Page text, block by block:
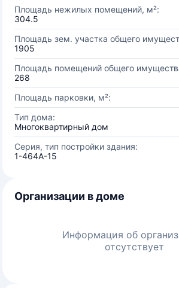
Площадь нежилых помещений, м²:
304.5
Площадь зем. участка общего
1905
Площадь помещений общего
268
Площадь парковки, м²:
Тип дома:
Многоквартирный дом
Серия, тип постройки здания:
1-464А-15
Организации в доме
Информация об
отсутствует